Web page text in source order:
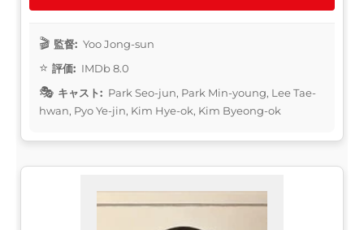
監督: Yoo Jong-sun
評価: IMDb 8.0
キャスト: Park Seo-jun, Park Min-young, Lee Tae-
hwan, Pyo Ye-jin, Kim Hye-ok, Kim Byeong-ok